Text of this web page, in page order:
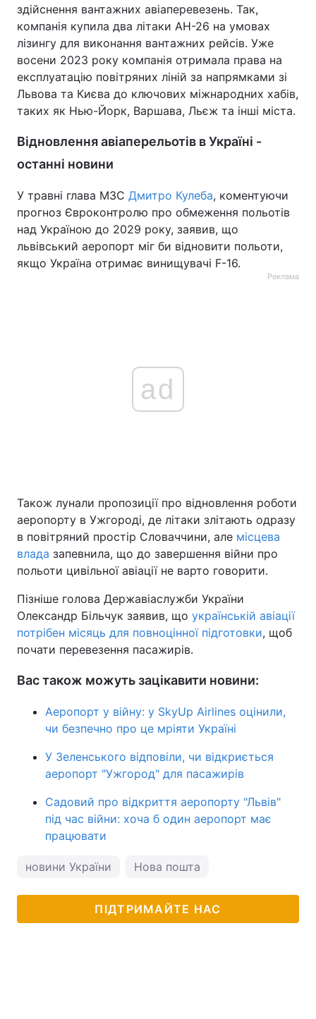
здійснення вантажних авіаперевезень. Так,
компанія купила два літаки АН-26 на умовах
лізингу для виконання вантажних рейсів. Уже
восени 2023 року компанія отримала права на
експлуатацію повітряних ліній за напрямками зі
Львова та Києва до ключових міжнародних хабів,
таких як Нью-Йорк, Варшава, Льєж та інші міста.
Відновлення авіаперельотів в Україні -
останні новини
У травні глава МЗС Дмитро Кулеба, коментуючи
прогноз Євроконтролю про обмеження польотів
над Україною до 2029 року, заявив, що
львівський аеропорт міг би відновити польоти,
якщо Україна отримає винищувачі F-16.
Реклама
ad
Також лунали пропозиції про відновлення роботи
аеропорту в Ужгороді, де літаки злітають одразу
в повітряний простір Словаччини, але місцева
влада запевнила, що до завершення війни про
польоти цивільної авіації не варто говорити.
Пізніше голова Державіаслужби України
Олександр Більчук заявив, що українській авіації
потрібен місяць для повноцінної підготовки, щоб
почати перевезення пасажирів.
Вас також можуть зацікавити новини:
Аеропорт у війну: у SkyUp Airlines оцінили,
чи безпечно про це мріяти Україні
У Зеленського відповіли, чи відкриється
аеропорт "Ужгород" для пасажирів
Садовий про відкриття аеропорту "Львів"
під час війни: хоча б один аеропорт має
працювати
новини України Нова пошта
ПІДТРИМАЙТЕ НАС